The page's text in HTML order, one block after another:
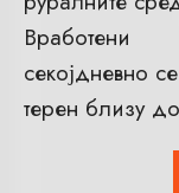
Вработени
секојдневно
терен близу до